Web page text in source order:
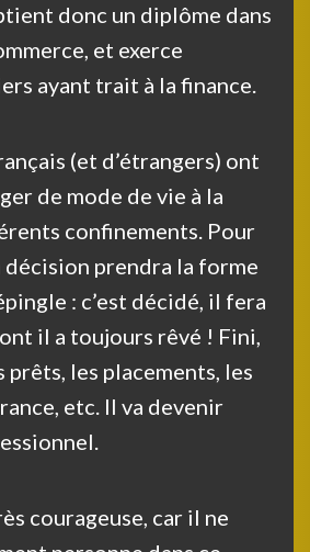
donc un diplôme dans
et exerce
ayant trait à la finance.
(et d’étrangers) ont
de mode de vie à la
confinements. Pour
décision prendra la forme
: c’est décidé, il fera
il a toujours rêvé ! Fini,
prêts, les placements, les
etc. Il va devenir
courageuse, car il ne